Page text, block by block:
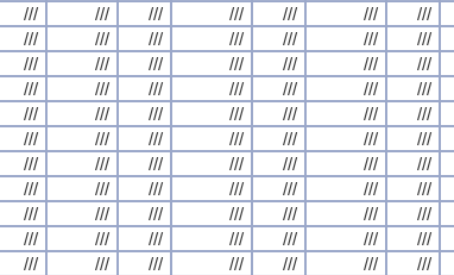
/// /// /// /// /// /// ///
/// /// /// /// /// /// ///
/// /// /// /// /// /// ///
/// /// /// /// /// /// ///
/// /// /// /// /// /// ///
/// /// /// /// /// /// ///
/// /// /// /// /// /// ///
/// /// /// /// /// /// ///
/// /// /// /// /// /// ///
/// /// /// /// /// /// ///
/// /// /// /// /// /// ///